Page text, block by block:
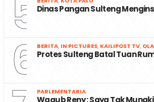
5 Dinas Pangan Sulteng
6 BERITA, IN PICTURES, KAILIPOST TV,
Protes Sulteng Batal Tuan
PARLEMENTARIA
Wagub Reny : Saya Tak